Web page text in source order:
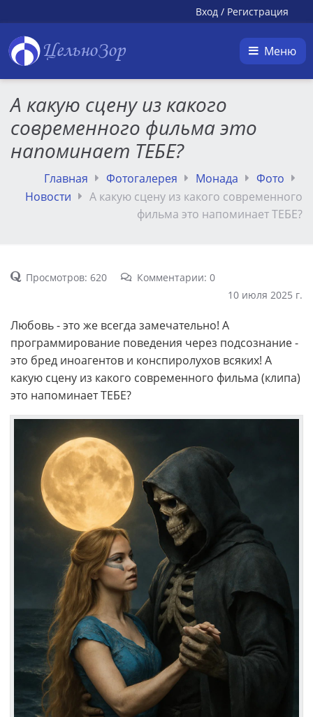
Вход / Регистрация
ЦельноЗор Меню
А какую сцену из какого
современного фильма это
напоминает ТЕБЕ?
Главная Фотогалерея Монада
Фото
Новости
А какую сцену из какого современного
фильма это напоминает ТЕБЕ?
Просмотров: 620
Комментарии: 0
10 июля 2025 г.
Любовь - это же всегда замечательно! А
программирование поведения через подсознание -
это бред иноагентов и конспиролухов всяких! А
какую сцену из какого современного фильма (клипа)
это напоминает ТЕБЕ?